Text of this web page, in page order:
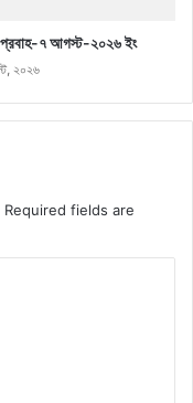
৭ আগস্ট-২০২৬ ইং
২০২৬
Required fields are